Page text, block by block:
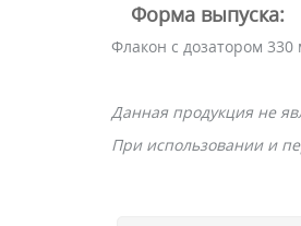
Форма выпуска:
Флакон с дозатором 330
Данная продукция не
При использовании и